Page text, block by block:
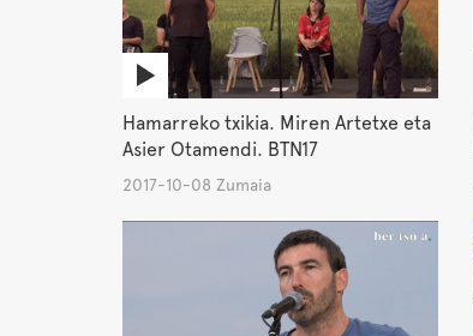
Hamarreko txikia. Miren Artetxe eta
Asier Otamendi. BTN17
2017-10-08 Zumaia